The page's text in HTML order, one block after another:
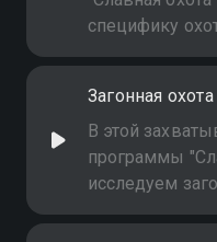
специфику
норными
Загонная
В этой
программы
исследуем
Беларуси